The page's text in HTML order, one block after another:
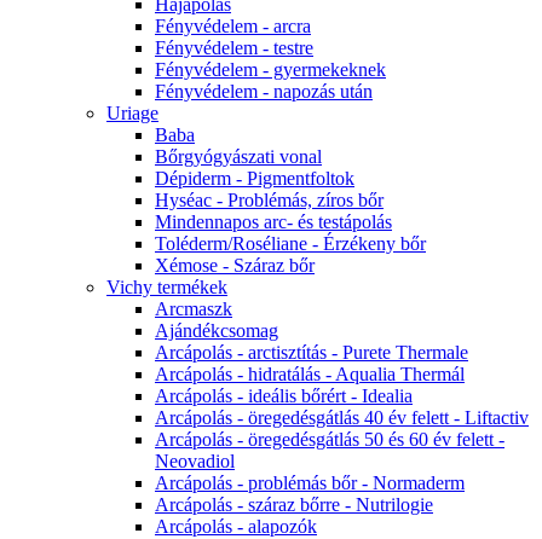
Hajápolás
Fényvédelem - arcra
Fényvédelem - testre
Fényvédelem - gyermekeknek
Fényvédelem - napozás után
Uriage
Baba
Bőrgyógyászati vonal
Dépiderm - Pigmentfoltok
Hyséac - Problémás, zíros bőr
Mindennapos arc- és testápolás
Toléderm/Roséliane - Érzékeny bőr
Xémose - Száraz bőr
Vichy termékek
Arcmaszk
Ajándékcsomag
Arcápolás - arctisztítás - Purete Thermale
Arcápolás - hidratálás - Aqualia Thermál
Arcápolás - ideális bőrért - Idealia
Arcápolás - öregedésgátlás 40 év felett - Liftactiv
Arcápolás - öregedésgátlás 50 és 60 év felett -
Neovadiol
Arcápolás - problémás bőr - Normaderm
Arcápolás - száraz bőrre - Nutrilogie
Arcápolás - alapozók